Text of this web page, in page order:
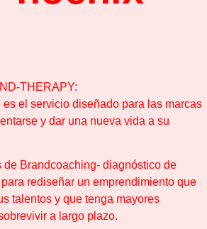
THERAPY:
el servicio diseñado para las marcas
y dar una nueva vida a su
de Brandcoaching- diagnóstico de
rediseñar un emprendimiento que
talentos y que tenga mayores
a largo plazo.